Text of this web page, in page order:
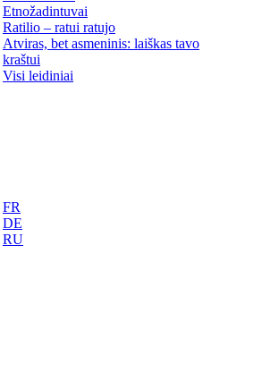
Etnožadintuvai
Ratilio – ratui ratujo
Atviras, bet asmeninis: laiškas tavo
kraštui
Visi leidiniai
FR
DE
RU